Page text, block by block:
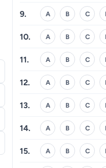
9. A B C
10. A B C
11. A B C
12. A B C
13. A B C
14. A B C
15. A B C